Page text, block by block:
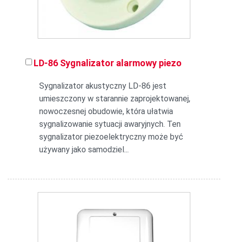
LD-86 Sygnalizator alarmowy piezo
Sygnalizator akustyczny LD-86 jest
umieszczony w starannie zaprojektowanej,
nowoczesnej obudowie, która ułatwia
sygnalizowanie sytuacji awaryjnych. Ten
sygnalizator piezoelektryczny może być
używany jako samodziel...